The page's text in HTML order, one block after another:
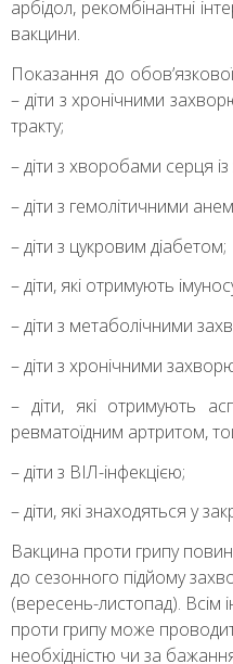
арбідол, рекомбінантні
вакцини.
Показання до
– діти з хронічними
тракту;
– діти з хворобами серця
– діти з гемолітичними
– діти з цукровим діабетом;
– діти, які отримують
– діти з метаболічними
– діти з хронічними
– діти, які отримують
ревматоїдним артритом,
– діти з ВІЛ-інфекцією;
– діти, які знаходяться у
Вакцина проти грипу
до сезонного підйому
(вересень-листопад).
проти грипу може
необхідністю чи за